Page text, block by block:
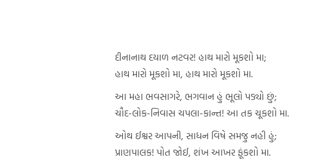
દીનાનાથ દયાળ નટવર! હાથ મારો મૂકશો મા;
હાથ મારો મૂકશો મા, હાથ મારો મૂકશો મા.
આ મહા ભવસાગરે, ભગવાન હું ભૂલો પડ્યો છું;
ચૌદ-લોક-નિવાસ ચપલા-કાન્ત! આ તક ચૂકશો મા.
ઓથ ઈશ્વર આપની, સાધન વિષે સમજુ નહી હું;
પ્રાણપાલક! પોત જોઈ, શંખ આખર ફૂંકશો મા.